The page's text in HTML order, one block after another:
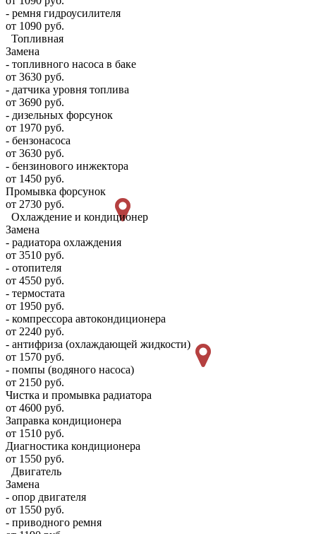
- ремня гидроусилителя
от 1090 руб.
Топливная
Замена
- топливного насоса в баке
от 3630 руб.
- датчика уровня топлива
от 3690 руб.
- дизельных форсунок
от 1970 руб.
- бензонасоса
от 3630 руб.
- бензинового инжектора
от 1450 руб.
Промывка форсунок
от 2730 руб.
Охлаждение и кондиционер
Замена
- радиатора охлаждения
от 3510 руб.
- отопителя
от 4550 руб.
- термостата
от 1950 руб.
- компрессора автокондиционера
от 2240 руб.
- антифриза (охлаждающей жидкости)
от 1570 руб.
- помпы (водяного насоса)
от 2150 руб.
Чистка и промывка радиатора
от 4600 руб.
Заправка кондиционера
от 1510 руб.
Диагностика кондиционера
от 1550 руб.
Двигатель
Замена
- опор двигателя
от 1550 руб.
- приводного ремня